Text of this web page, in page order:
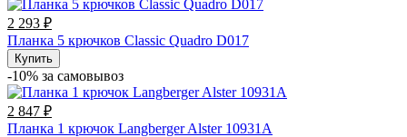
2 293 ₽
Планка 5 крючков Classic Quadro D017
Купить
-10% за cамовывоз
2 847 ₽
Планка 1 крючок Langberger Alster 10931А